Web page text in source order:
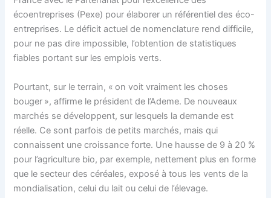
écoentreprises (Pexe) pour élaborer un référentiel des éco-
entreprises. Le déficit actuel de nomenclature rend difficile,
pour ne pas dire impossible, l’obtention de statistiques
fiables portant sur les emplois verts.
Pourtant, sur le terrain, « on voit vraiment les choses
bouger », affirme le président de l’Ademe. De nouveaux
marchés se développent, sur lesquels la demande est
réelle. Ce sont parfois de petits marchés, mais qui
connaissent une croissance forte. Une hausse de 9 à 20 %
pour l’agriculture bio, par exemple, nettement plus en forme
que le secteur des céréales, exposé à tous les vents de la
mondialisation, celui du lait ou celui de l’élevage.